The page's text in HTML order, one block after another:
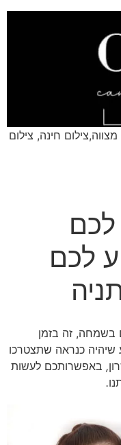
חינה, צילום
לכם
בשמחה, זה בזמן
שיהיה כנראה שתצטרכו
, באפשרותכם לעשות
.